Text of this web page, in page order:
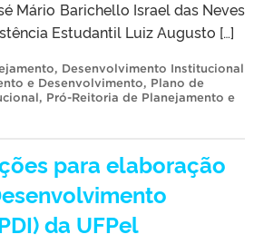
Mário Barichello Israel das Neves
Estudantil Luiz Augusto […]
, Desenvolvimento Institucional
e Desenvolvimento, Plano de
, Pró-Reitoria de Planejamento e
para elaboração
da UFPel